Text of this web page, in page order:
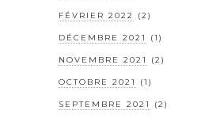
FÉVRIER 2022 (2)
DÉCEMBRE 2021 (1)
NOVEMBRE 2021 (2)
OCTOBRE 2021 (1)
SEPTEMBRE 2021 (2)